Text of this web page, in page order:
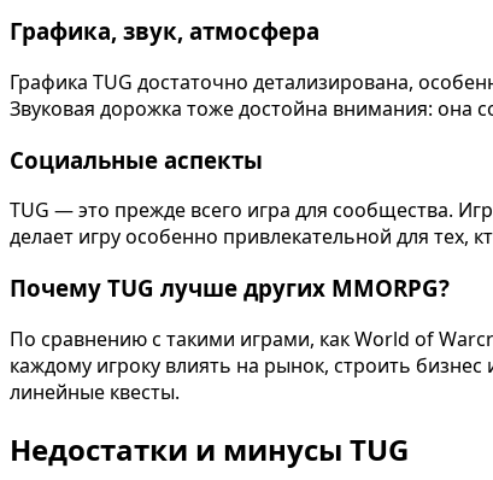
Графика, звук, атмосфера
Графика TUG достаточно детализирована,
Звуковая дорожка тоже достойна внимания: она
Социальные аспекты
TUG — это прежде всего игра для сообщества.
делает игру особенно привлекательной для тех,
Почему TUG лучше других MMORPG?
По сравнению с такими играми, как World of
каждому игроку влиять на рынок, строить
линейные квесты.
Недостатки и минусы TUG